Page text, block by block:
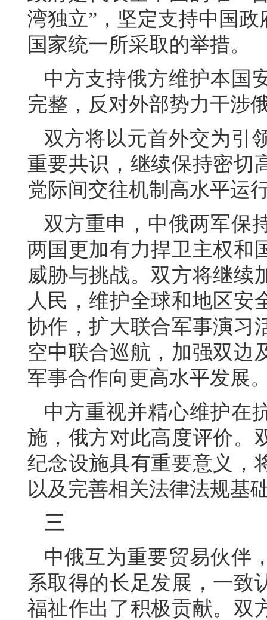
湾独立”，坚定支持中国
国家统一所采取的举措。
中方支持俄方维护本国
完整，反对外部势力干涉
双方将以元首外交为引
重要共识，继续保持密切
党际间交往机制高水平运
双方重申，中俄两军保
两国更加有力捍卫主权和
威胁与挑战。双方将继续
人民，维护全球和地区安
协作，扩大联合军事演习
空中联合巡航，加强双边
军事合作向更高水平发展
中方重视并精心维护在
施，俄方对此高度评价。
纪念设施具有重要意义，
以及完善相关法律法规基
三
中俄互为重要贸易伙伴
系取得的长足发展，一致
福祉作出了积极贡献。双